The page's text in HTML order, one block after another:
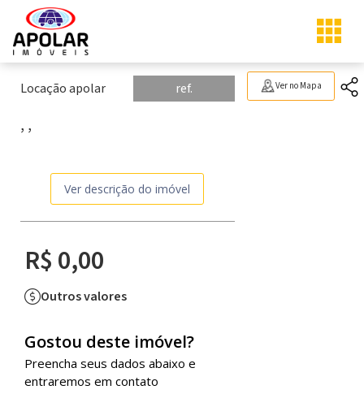
Ver no Mapa
Locação apolar ref.
, ,
Ver descrição do imóvel
R$ 0,00
Outros valores
Gostou deste imóvel?
Preencha seus dados abaixo e
entraremos em contato